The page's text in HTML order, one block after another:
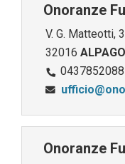
Onoranze
V. G. Matteotti,
32016 ALPAGO
0437852088
Onoranze